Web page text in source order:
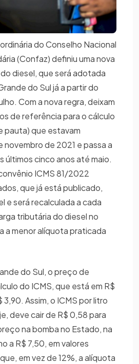
do Conselho Nacional
(Confaz) definiu uma nova
diesel, que será adotada
do Sul já a partir do
Com a nova regra, deixam
de referência para o cálculo
pauta) que estavam
de 2021 e passa a
últimos cinco anos até maio.
ICMS 81/2022
que já está publicado,
e será recalculada a cada
tributária do diesel no
a menor alíquota praticada
do Sul, o preço de
do ICMS, que está em R$
3,90. Assim, o ICMS por litro
deve cair de R$ 0,58 para
na bomba no Estado, na
a R$ 7,50, em valores
em vez de 12%, a alíquota